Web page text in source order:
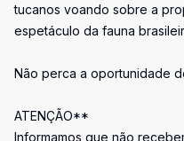
tucanos voando sobre a
espetáculo da fauna
Não perca a oportunidade
ATENÇÃO**
Informamos que não